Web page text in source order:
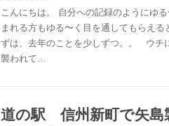
こんにちは。 自分への記録のようにゆ
まれる方もゆる〜く目を通してもらえ
ずは、去年のことを少しずつ。。 ウチ
襲われて…
道の駅 信州新町で矢島